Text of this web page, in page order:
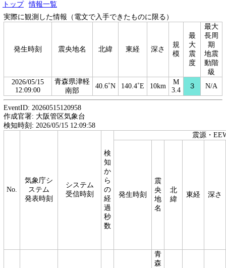
トップ
情報一覧
実際に観測した情報（電文で入手できたものに限る）
発生時刻 震央地名 北緯 東経 深さ
規
模
最
大
震
度
最大
長周
期
地震
動階
級
2026/05/15
12:09:00
青森県津軽
南部
40.6˚N 140.4˚E 10km
M
3.4
３ N/A
EventID: 20260515120958
作成官署: 大阪管区気象台
検知時刻: 2026/05/15 12:09:58
No.
気象庁シ
ステム
発表時刻
システム
受信時刻
検
知
か
ら
の
経
過
秒
数
震源・
発生時刻
震
央
地
名
北
緯
東経 深さ
青
森